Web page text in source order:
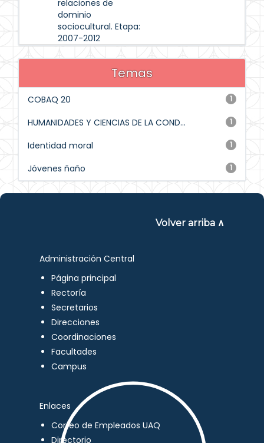
relaciones de
dominio
sociocultural. Etapa:
2007-2012
Temas
1
COBAQ 20
1
HUMANIDADES Y CIENCIAS DE LA COND...
1
Identidad moral
1
Jóvenes ñaño
Volver arriba ∧
Administración Central
Página principal
Rectoría
Secretarios
Direcciones
Coordinaciones
Facultades
Campus
Enlaces
Correo de Empleados UAQ
Directorio